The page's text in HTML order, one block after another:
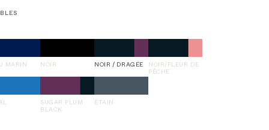
MARIN NOIR NOIR / DRAGÉE NOIR/FLEUR DE
PÊCHE
SUGAR PLUM
BLACK
ÉTAIN